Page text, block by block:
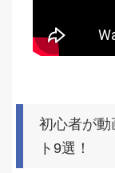
初心者が動
ト9選！